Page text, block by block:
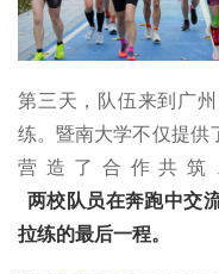
第三天，队伍来到广
练。暨南大学不仅提供
营造了合作共筑
两校队员在奔跑中交
拉练的最后一程。